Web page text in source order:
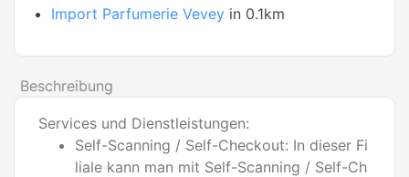
Import Parfumerie Vevey in 0.1km
Beschreibung
Services und Dienstleistungen:
Self-Scanning / Self-Checkout: In dieser Fi
liale kann man mit Self-Scanning / Self-Ch